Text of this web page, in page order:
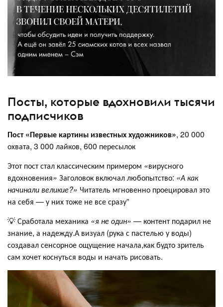
Посты, которые вдохновили тысячи
подписчиков
Пост «Первые картины известных художников», 20 000
охвата, 3 000 лайков, 600 пересылок
Этот пост стал классическим примером «вирусного
вдохновения» Заголовок включал любопытство: «А как
начинали великие?» Читатель мгновенно проецировал это
на себя — у них тоже не все сразу”
💡 Сработала механика «я не один» — контент подарил не
знание, а надежду.А визуал (рука с пастелью у воды)
создавал сенсорное ощущение начала,как будто зритель
сам хочет коснуться воды и начать рисовать.